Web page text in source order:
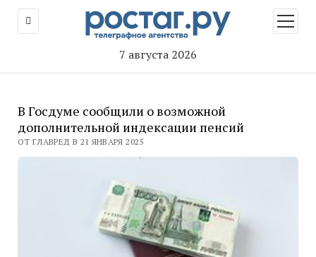
7 августа 2026
меню
В Госдуме сообщили о возможной
дополнительной индексации пенсий
ОТ ГЛАВРЕД В 21 ЯНВАРЯ 2025